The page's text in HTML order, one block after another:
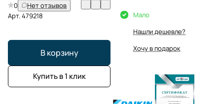
0
Нет отзывов
Арт.479218
В корзину
Купить в 1 клик
Мало
Нашли дешевле?
Хочу в подарок